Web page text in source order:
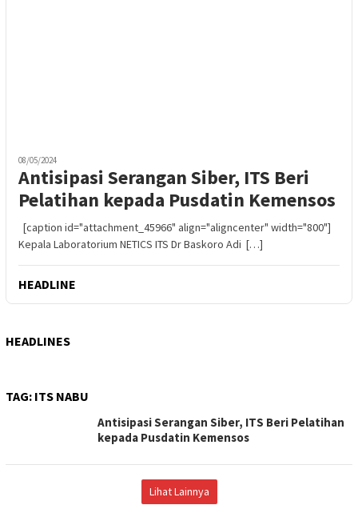
08/05/2024
Antisipasi Serangan Siber, ITS Beri
Pelatihan kepada Pusdatin Kemensos
[caption id="attachment_45966" align="aligncenter" width="800"]
Kepala Laboratorium NETICS ITS Dr Baskoro Adi […]
HEADLINE
HEADLINES
TAG: ITS NABU
Antisipasi Serangan Siber, ITS Beri Pelatihan
kepada Pusdatin Kemensos
Lihat Lainnya